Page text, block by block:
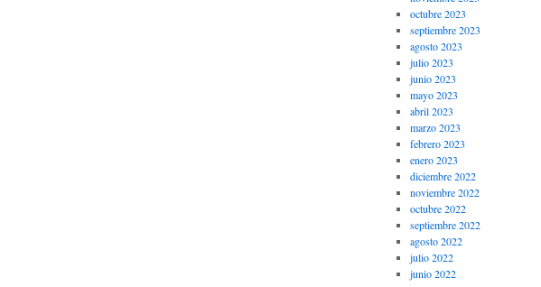
octubre 2023
septiembre 2023
agosto 2023
julio 2023
junio 2023
mayo 2023
abril 2023
marzo 2023
febrero 2023
enero 2023
diciembre 2022
noviembre 2022
octubre 2022
septiembre 2022
agosto 2022
julio 2022
junio 2022